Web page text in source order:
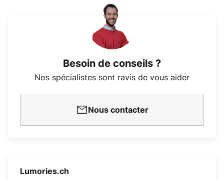
Besoin de conseils ?
Nos spécialistes sont ravis de vous aider
Nous contacter
Lumories.ch